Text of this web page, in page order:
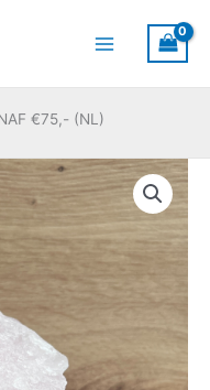
€75,- (NL)